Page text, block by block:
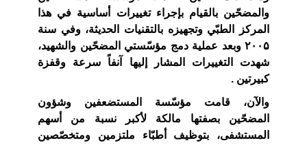
والمضحّين بالقيام بإجراء تغييرات أساسية في هذا
المركز الطبّي وتجهيزه بالتقنيات الحديثة، وفي سنة
۲۰۰۵ وبعد عملية دمج مؤسّستي المضحّين والشهيد،
شهدت التغييرات المشار إليها آنفاً سرعة وقفزة
كبيرتين .
والآن، قامت مؤسّسة المستضعفين وشؤون
المضحّين
بصفتها مالكة لأكبر نسبة من أسهم
المستشفى، بتوظيف أطبّاء ملتزمين ومتخصّصين